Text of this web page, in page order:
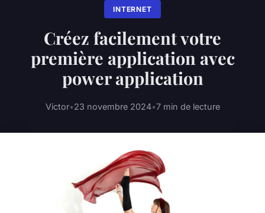
INTERNET
Créez facilement votre
première application avec
power application
Victor•23 novembre 2024•7 min de lecture